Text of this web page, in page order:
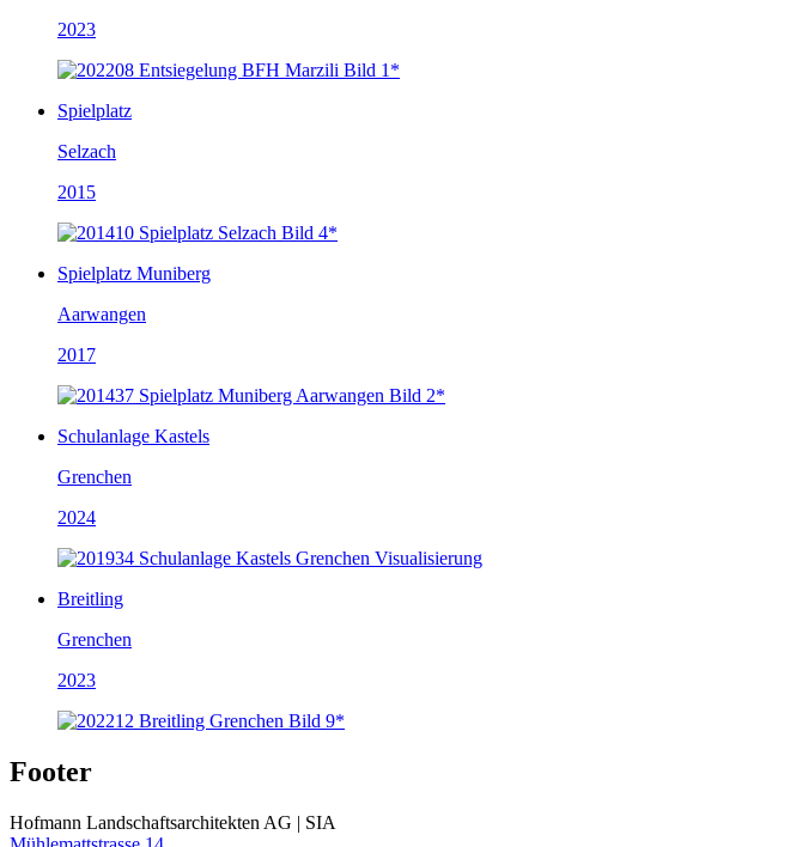
2023
Spielplatz
Selzach
2015
Spielplatz Muniberg
Aarwangen
2017
Schulanlage Kastels
Grenchen
2024
Breitling
Grenchen
2023
Footer
Hofmann Landschaftsarchitekten AG | SIA